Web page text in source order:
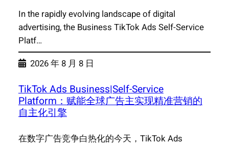
In the rapidly evolving landscape of digital
advertising, the Business TikTok Ads Self-Service
Platf…
2026 年 8 月 8 日
TikTok Ads Business|Self-Service
Platform：赋能全球广告主实现精准营销的
自主化引擎
在数字广告竞争白热化的今天，TikTok Ads